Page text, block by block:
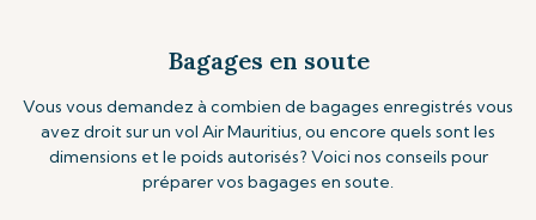
Bagages en soute
Vous vous demandez à combien de bagages enregistrés vous
avez droit sur un vol Air Mauritius, ou encore quels sont les
dimensions et le poids autorisés? Voici nos conseils pour
préparer vos bagages en soute.